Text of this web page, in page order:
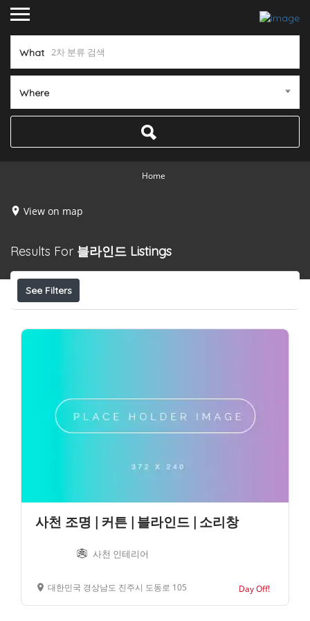
What
Where
Home
View on map
Results For 블라인드 Listings
See Filters
사천 조명 | 커튼 | 블라인드 | 소리창
사천 인테리어
대한민국 경상남도 진주시 도동로 105 Day Off!